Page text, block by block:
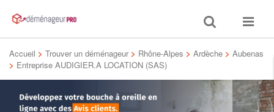
Toggle
search
Toggle
Accueil > Trouver un déménageur > Rhône-Alpes > Ardèche > Aubenas
> Entreprise AUDIGIER.A LOCATION (SAS)